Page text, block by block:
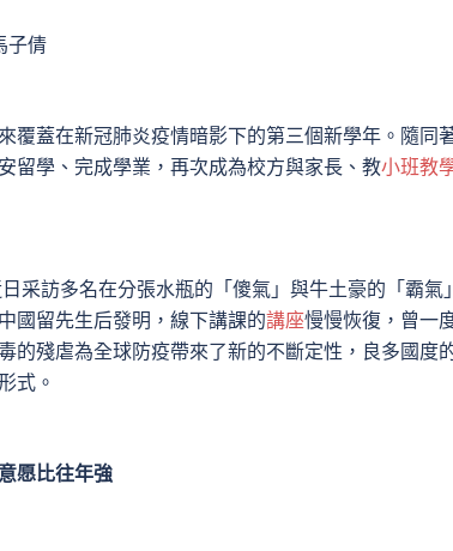
子倩
蓋在新冠肺炎疫情暗影下的第三個新學年。隨同
留學、完成學業，再次成為校方與家長、教小班教
訪多名在分張水瓶的「傻氣」與牛土豪的「霸氣
國留先生后發明，線下講課的講座慢慢恢復，曾一
的殘虐為全球防疫帶來了新的不斷定性，良多國度
式。
愿比往年強